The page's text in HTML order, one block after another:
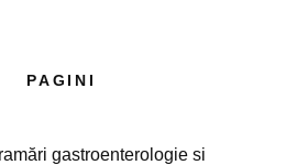
PAGINI
gastroenterologie si